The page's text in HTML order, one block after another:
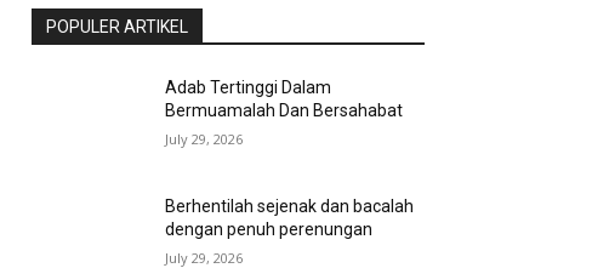
POPULER ARTIKEL
Adab Tertinggi Dalam
Bermuamalah Dan Bersahabat
July 29, 2026
Berhentilah sejenak dan bacalah
dengan penuh perenungan
July 29, 2026